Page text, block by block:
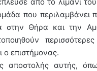
που περιλαμβάνει
στην Θήρα και την
ο επιστήμονας.
αποστολής αυτής,